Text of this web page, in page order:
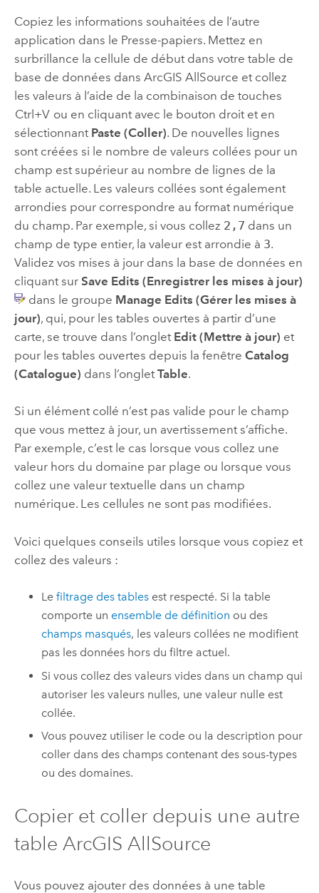
Copiez les informations souhaitées de l’autre
application dans le Presse-papiers. Mettez en
surbrillance la cellule de début dans votre table de
base de données dans ArcGIS AllSource et collez
les valeurs à l’aide de la combinaison de touches
Ctrl+V ou en cliquant avec le bouton droit et en
sélectionnant Paste (Coller). De nouvelles lignes
sont créées si le nombre de valeurs collées pour un
champ est supérieur au nombre de lignes de la
table actuelle. Les valeurs collées sont également
arrondies pour correspondre au format numérique
du champ. Par exemple, si vous collez 2,7 dans un
champ de type entier, la valeur est arrondie à 3.
Validez vos mises à jour dans la base de données en
cliquant sur Save Edits (Enregistrer les mises à jour)
dans le groupe Manage Edits (Gérer les mises à
jour), qui, pour les tables ouvertes à partir d’une
carte, se trouve dans l’onglet Edit (Mettre à jour) et
pour les tables ouvertes depuis la fenêtre Catalog
(Catalogue) dans l’onglet Table.
Si un élément collé n’est pas valide pour le champ
que vous mettez à jour, un avertissement s’affiche.
Par exemple, c’est le cas lorsque vous collez une
valeur hors du domaine par plage ou lorsque vous
collez une valeur textuelle dans un champ
numérique. Les cellules ne sont pas modifiées.
Voici quelques conseils utiles lorsque vous copiez et
collez des valeurs :
Lefiltrage des tables est respecté. Si la table
comporte un ensemble de définition ou des
champs masqués, les valeurs collées ne modifient
pas les données hors du filtre actuel.
Si vous collez des valeurs vides dans un champ qui
autoriser les valeurs nulles, une valeur nulle est
collée.
Vous pouvez utiliser le code ou la description pour
coller dans des champs contenant des sous-types
ou des domaines.
Copier et coller depuis une autre
table ArcGIS AllSource
Vous pouvez ajouter des données à une table